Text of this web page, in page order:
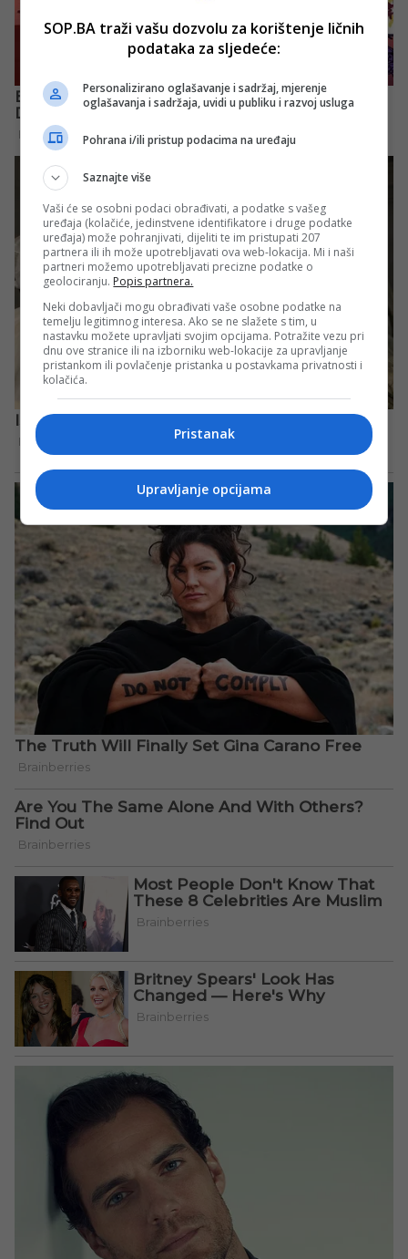
SOP.BA traži vašu dozvolu za korištenje ličnih
podataka za sljedeće:
Personalizirano oglašavanje i sadržaj, mjerenje
oglašavanja i sadržaja, uvidi u publiku i razvoj usluga
Pohrana i/ili pristup podacima na uređaju
Saznajte više
Vaši će se osobni podaci obrađivati, a podatke s vašeg
uređaja (kolačiće, jedinstvene identifikatore i druge podatke
uređaja) može pohranjivati, dijeliti te im pristupati 207
partnera ili ih može upotrebljavati ova web-lokacija. Mi i naši
partneri možemo upotrebljavati precizne podatke o
geolociranju. Popis partnera.
Neki dobavljači mogu obrađivati vaše osobne podatke na
temelju legitimnog interesa. Ako se ne slažete s tim, u
nastavku možete upravljati svojim opcijama. Potražite vezu pri
dnu ove stranice ili na izborniku web-lokacije za upravljanje
pristankom ili povlačenje pristanka u postavkama privatnosti i
kolačića.
Pristanak
Upravljanje opcijama